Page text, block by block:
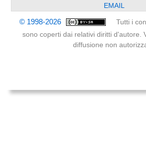
EMAIL
© 1998-2026
Tutti i
sono coperti dai relativi diritti d'autore.
diffusione non